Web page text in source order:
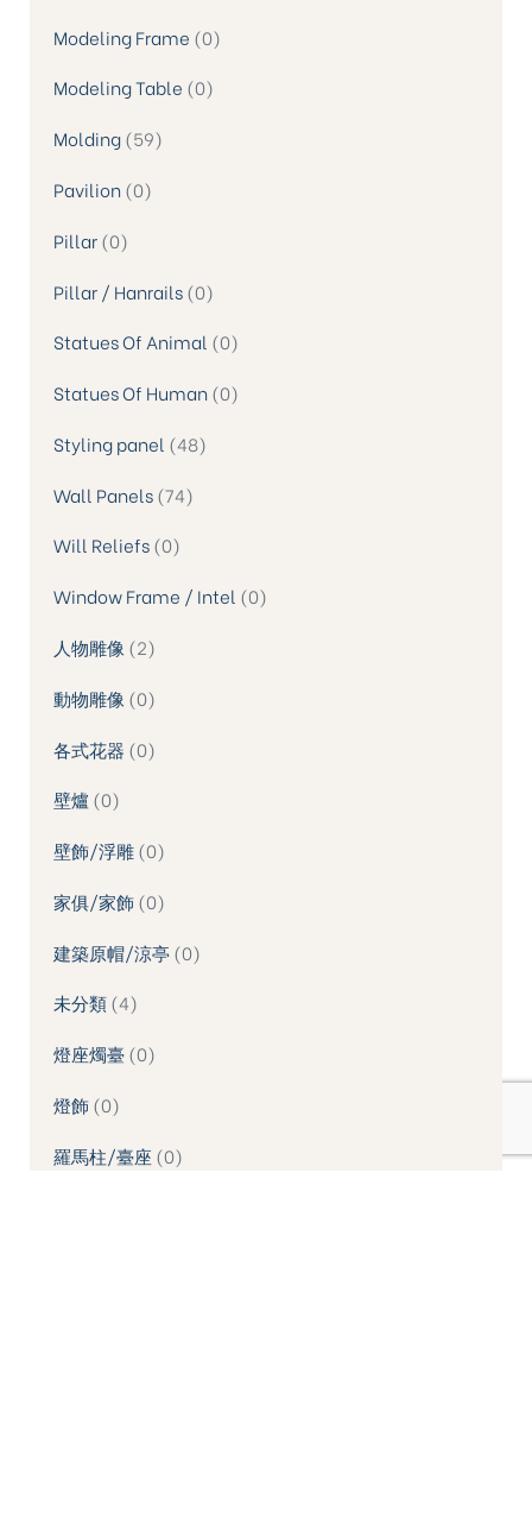
Modeling Frame 0
Modeling Table 0
Molding 59
Pavilion 0
Pillar 0
Pillar / Hanrails 0
Statues Of Animal 0
Statues Of Human 0
Styling panel 48
Wall Panels 74
Will Reliefs 0
Window Frame / Intel 0
人物雕像 2
動物雕像 0
各式花器 0
壁爐 0
壁飾/浮雕 0
家俱/家飾 0
建築原帽/涼亭 0
未分類 4
燈座燭臺 0
燈飾 0
羅馬柱/臺座 0